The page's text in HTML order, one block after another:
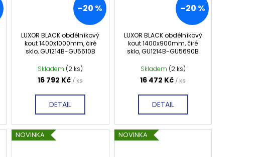
–20 %
LUXOR BLACK obdélníkový
kout 1400x1000mm, čiré
sklo, GU1214B-GU5610B
Skladem (2 ks)
16 792 Kč / ks
DETAIL
–20 %
LUXOR BLACK obdélníkový
kout 1400x900mm, čiré
sklo, GU1214B-GU5690B
Skladem (2 ks)
16 472 Kč / ks
DETAIL
NOVINKA NOVINKA